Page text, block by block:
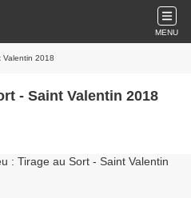
MENU
Valentin 2018
- Saint Valentin 2018